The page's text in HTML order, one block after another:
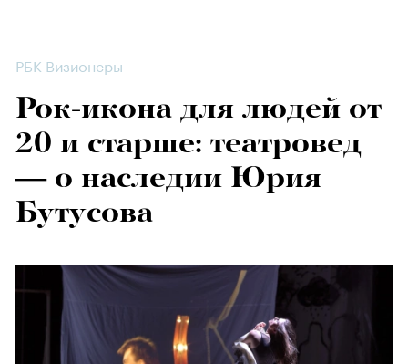
РБК Визионеры
Рок-икона для людей от
20 и старше: театровед
— о наследии Юрия
Бутусова